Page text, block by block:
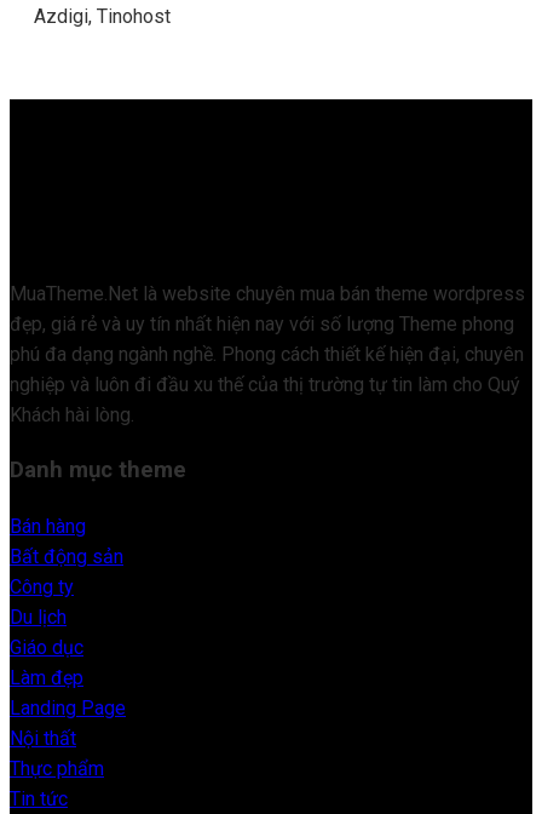
Azdigi, Tinohost
MuaTheme.Net là website chuyên mua bán theme wordpress
đẹp, giá rẻ và uy tín nhất hiện nay với số lượng Theme phong
phú đa dạng ngành nghề. Phong cách thiết kế hiện đại, chuyên
nghiệp và luôn đi đầu xu thế của thị trường tự tin làm cho Quý
Khách hài lòng.
Danh mục theme
Bán hàng
Bất động sản
Công ty
Du lịch
Giáo dục
Làm đẹp
Landing Page
Nội thất
Thực phẩm
Tin tức